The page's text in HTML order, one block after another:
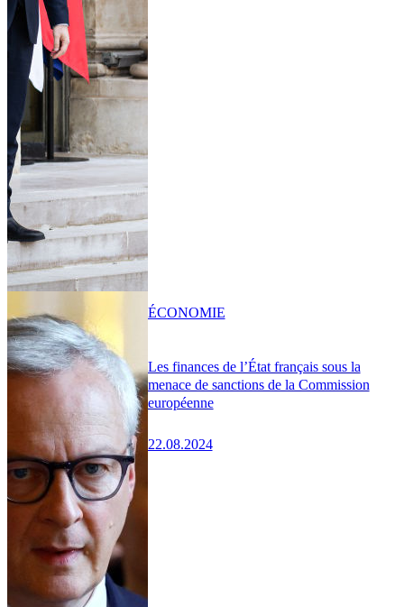
Les finances de l’État français sous la
menace de sanctions de la Commission
européenne
22.08.2024
ÉCONOMIE